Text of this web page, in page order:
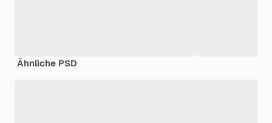
Ähnliche PSD